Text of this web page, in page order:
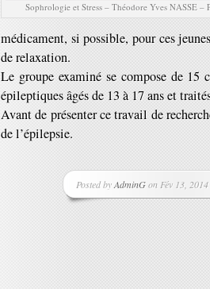
Sophrologie et Stress – Théodore Yves NASSE –
médicament, si possible, pour ces
de relaxation.
Le groupe examiné se compose de 15
épileptiques âgés de 13 à 17 ans et
Avant de présenter ce travail de
de l’épilepsie.
Posted byAdminGon Fév 13,